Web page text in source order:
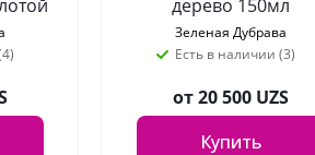
дерево 150мл
Зеленая Дубрава
Есть в наличии (3)
от20 500 UZS
Купить